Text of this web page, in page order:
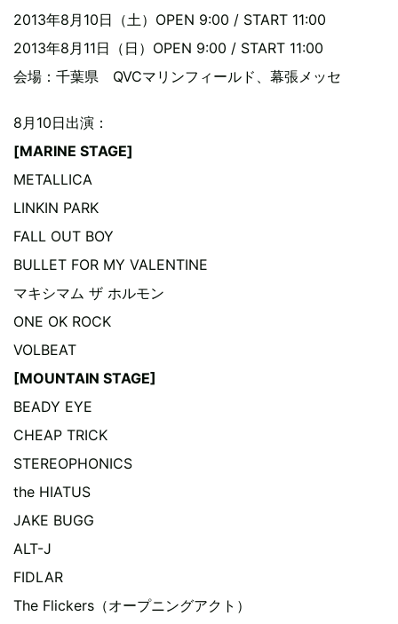
2013年8月10日（土）OPEN 9:00 / START 11:00
2013年8月11日（日）OPEN 9:00 / START 11:00
会場：千葉県 QVCマリンフィールド、幕張メッセ
8月10日出演：
[MARINE STAGE]
METALLICA
LINKIN PARK
FALL OUT BOY
BULLET FOR MY VALENTINE
マキシマム ザ ホルモン
ONE OK ROCK
VOLBEAT
[MOUNTAIN STAGE]
BEADY EYE
CHEAP TRICK
STEREOPHONICS
the HIATUS
JAKE BUGG
ALT-J
FIDLAR
The Flickers（オープニングアクト）